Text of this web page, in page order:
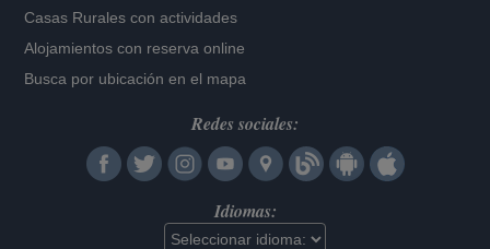
Casas Rurales con actividades
Alojamientos con reserva online
Busca por ubicación en el mapa
Redes sociales:
Idiomas: